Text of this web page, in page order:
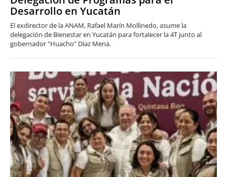
Desarrollo en Yucatán
El exdirector de la ANAM, Rafael Marín Mollinedo, asume la
delegación de Bienestar en Yucatán para fortalecer la 4T junto al
gobernador "Huacho" Díaz Mena.